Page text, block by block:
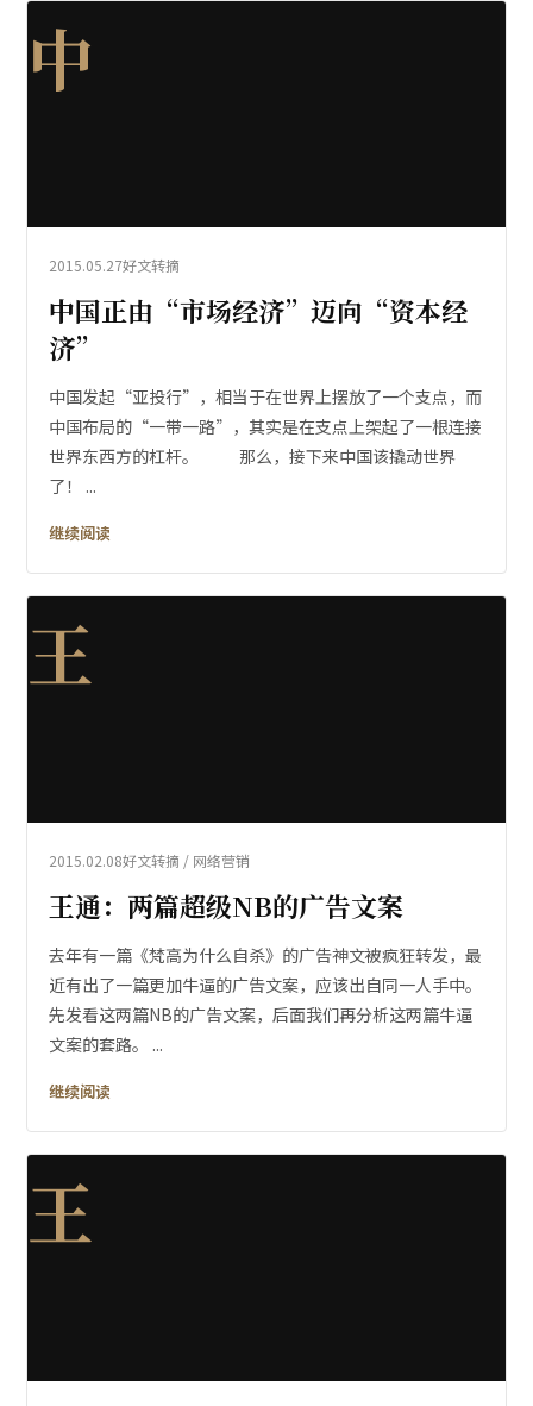
中
2015.05.27好文转摘
中国正由“市场经济”迈向“资本经
济”
中国发起“亚投行”，相当于在世界上摆放了一个支点，而
中国布局的“一带一路”，其实是在支点上架起了一根连接
世界东西方的杠杆。 那么，接下来中国该撬动世界
了！ ...
继续阅读
王
2015.02.08好文转摘 / 网络营销
王通：两篇超级NB的广告文案
去年有一篇《梵高为什么自杀》的广告神文被疯狂转发，最
近有出了一篇更加牛逼的广告文案，应该出自同一人手中。
先发看这两篇NB的广告文案，后面我们再分析这两篇牛逼
文案的套路。 ...
继续阅读
王